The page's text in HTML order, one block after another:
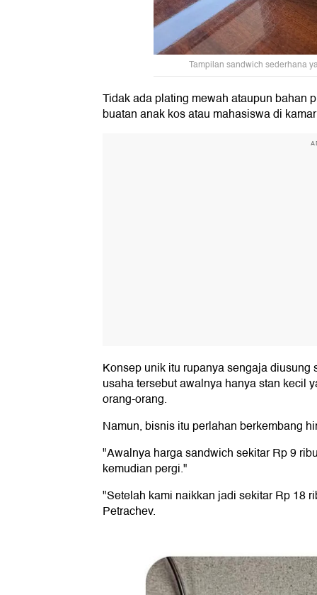
Tampilan sandwich sederhana
Tidak ada plating mewah ataupun bahan
buatan anak kos atau mahasiswa di
Konsep unik itu rupanya sengaja
usaha tersebut awalnya hanya stan kecil
orang-orang.
Namun, bisnis itu perlahan berkembang
"Awalnya harga sandwich sekitar Rp 9
kemudian pergi."
"Setelah kami naikkan jadi sekitar Rp 18
Petrachev.